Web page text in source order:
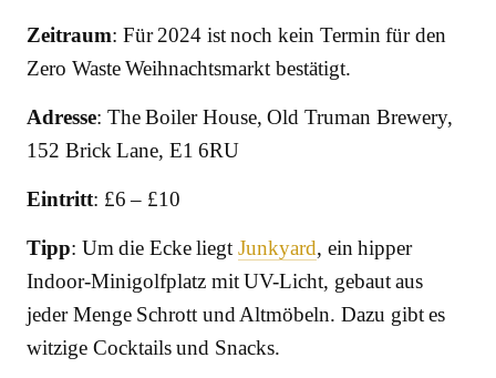
Zeitraum: Für 2024 ist noch kein Termin für den
Zero Waste Weihnachtsmarkt bestätigt.
Adresse: The Boiler House, Old Truman Brewery,
152 Brick Lane, E1 6RU
Eintritt: £6 – £10
Tipp: Um die Ecke liegtJunkyard, ein hipper
Indoor-Minigolfplatz mit UV-Licht, gebaut aus
jeder Menge Schrott und Altmöbeln. Dazu gibt es
witzige Cocktails und Snacks.